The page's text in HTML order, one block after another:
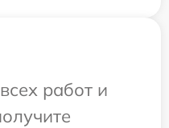
работ и